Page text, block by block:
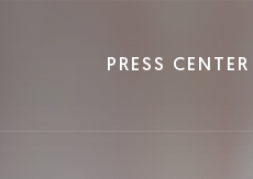
PRESS CENTER